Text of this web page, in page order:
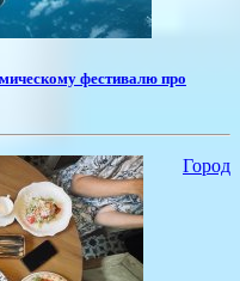
фестивалю про
Город